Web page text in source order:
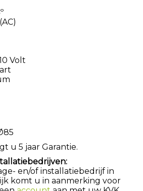
Volt
u 5 jaar Garantie.
en/of installatiebedrijf in
komt u in aanmerking voor